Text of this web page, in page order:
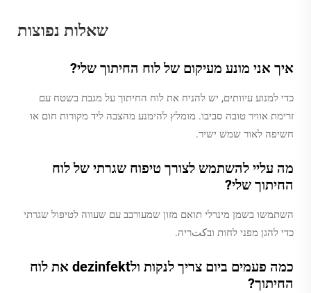
שאלות נפוצות
איך אני מונע מעיקום של לוח החיתוך שלי?
כדי למנוע עיוותים, יש להניח את לוח החיתוך על מגבת בשטח עם
זרימת אוויר טובה סביבו. מומלץ להימנע מהצבה ליד מקורות חום או
חשיפה לאור שמש ישיר.
מה עליי להשתמש לצורך טיפוח שגרתי של לוח
החיתוך שלי?
השתמשו בשמן מינרלי תואם מזון שמעורבב עם שעווה לטיפול שגרתי
כדי להגן מפני לחות ובكتריה.
כמה פעמים ביום צריך לנקות ולdezinfekt את לוח
החיתוך?